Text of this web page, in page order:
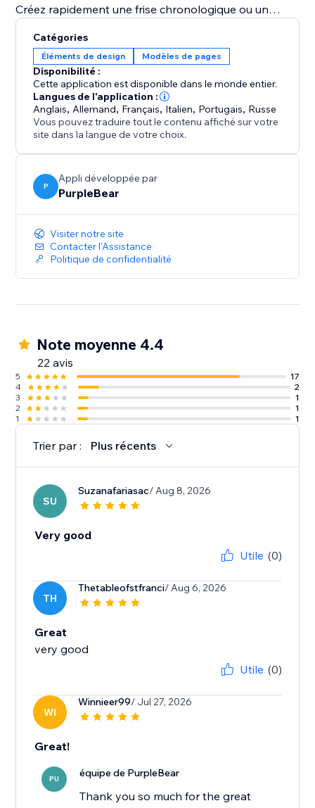
Créez rapidement une frise chronologique ou un
contenus. Installez l’application dès aujourd’hui et
améliorez votre storytelling avec une timeline
moderne.
Catégories
Éléments de design Modèles de pages
Disponibilité :
Cette application est disponible dans le monde entier.
Langues de l'application :
Anglais, Allemand, Français, Italien, Portugais, Russe
Vous pouvez traduire tout le contenu affiché sur votre
site dans la langue de votre choix.
P
Appli développée par
PurpleBear
Visiter notre site
Contacter l'Assistance
Politique de confidentialité
Note moyenne 4.4
22 avis
5
17
4
2
3
1
2
1
1
1
Trier par : Plus récents
SU
Suzanafariasac/ Aug 8, 2026
Very good
Utile (0)
TH
Thetableofstfranci/ Aug 6, 2026
Great
very good
Utile (0)
WI
Winnieer99/ Jul 27, 2026
Great!
PU équipe de PurpleBear
Thank you so much for the great